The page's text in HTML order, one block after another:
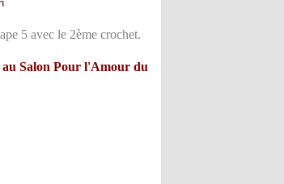
5 avec le 2ème crochet.
au Salon Pour l'Amour du